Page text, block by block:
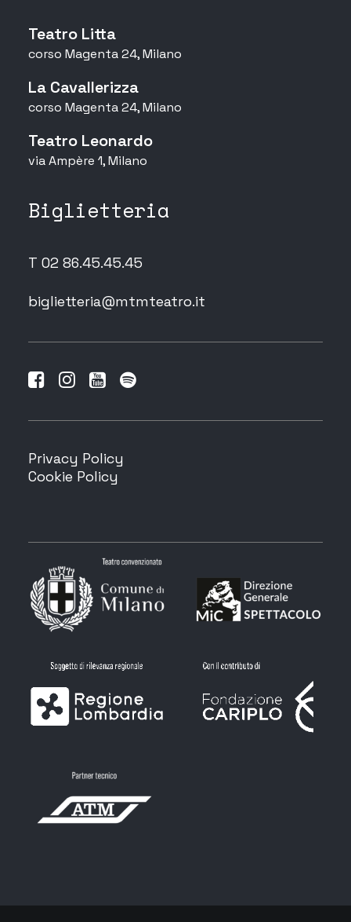
Teatro Litta
corso Magenta 24, Milano
La Cavallerizza
corso Magenta 24, Milano
Teatro Leonardo
via Ampère 1, Milano
Biglietteria
T 02 86.45.45.45
biglietteria@mtmteatro.it
Privacy Policy
Cookie Policy